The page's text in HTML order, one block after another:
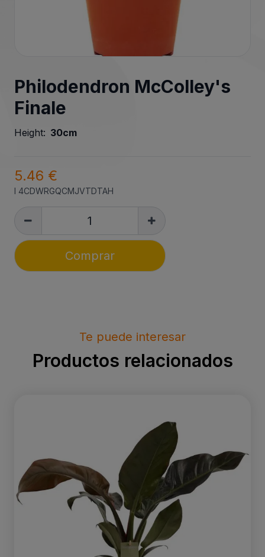
Philodendron McColley's
Finale
Height: 30cm
5.46 €
I 4CDWRGQCMJVTDTAH
Comprar
Te puede interesar
Productos relacionados